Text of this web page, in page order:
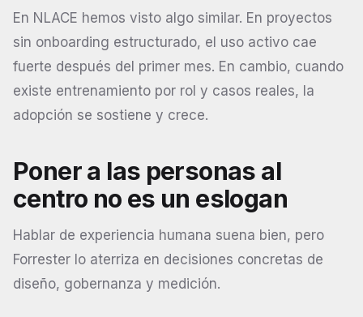
En NLACE hemos visto algo similar. En proyectos
sin onboarding estructurado, el uso activo cae
fuerte después del primer mes. En cambio, cuando
existe entrenamiento por rol y casos reales, la
adopción se sostiene y crece.
Poner a las personas al
centro no es un eslogan
Hablar de experiencia humana suena bien, pero
Forrester lo aterriza en decisiones concretas de
diseño, gobernanza y medición.